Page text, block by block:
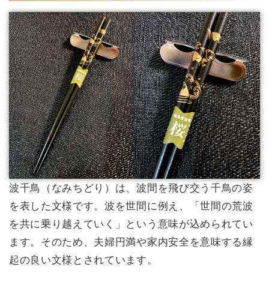
波千鳥（なみちどり）は、波間を飛び交う千鳥の姿
を表した文様です。波を世間に例え、「世間の荒波
を共に乗り越えていく」という意味が込められてい
ます。そのため、夫婦円満や家内安全を意味する縁
起の良い文様とされています。